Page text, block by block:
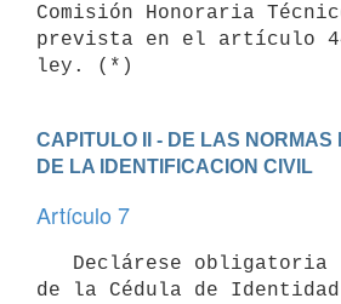
Comisión Honoraria
prevista en el artículo
CAPITULO II - DE LAS NORMAS
DE LA IDENTIFICACION CIVIL
Artículo 7
de la Cédula de